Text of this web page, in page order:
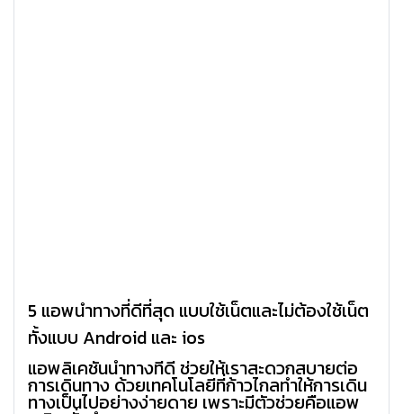
5 แอพนำทางที่ดีที่สุด แบบใช้เน็ตและไม่ต้องใช้เน็ต
ทั้งแบบ Android และ ios
แอพลิเคชั่นนำทางที่ดี ช่วยให้เราสะดวกสบายต่อ
การเดินทาง ด้วยเทคโนโลยีที่ก้าวไกลทำให้การเดิน
ทางเป็นไปอย่างง่ายดาย เพราะมีตัวช่วยคือแอพ